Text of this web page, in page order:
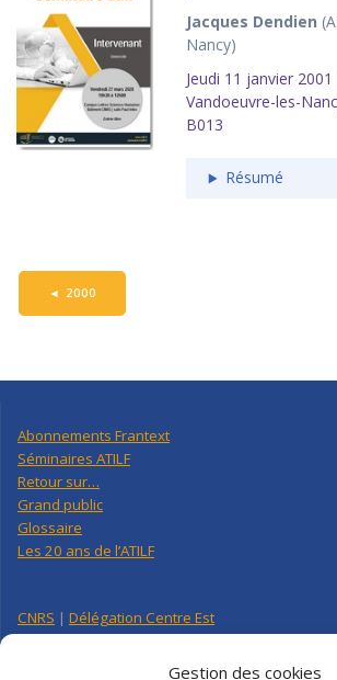
Gestion des cookies
Jacques Dendien
Nancy)
Jeudi 11 janvier
Vandoeuvre-les-
B013
Résumé
◄ 2000
Abonnements Frantext
Séminaires ATILF
Retour sur…
Grand public
Glossaire
Les 20 ans de l’ATILF
CNRS | Délégation Centre Est
Université de Lorraine
CNRS Hebdo Centre-Est